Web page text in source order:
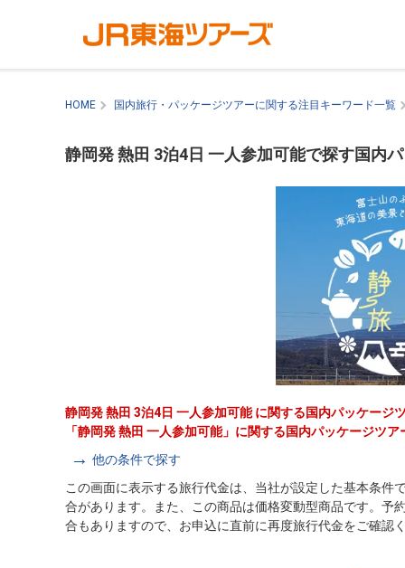
HOME 国内旅行・パッケージツアーに関する注目キーワード一覧
静岡発 熱田 3泊4日 一人参加可能で探す国内
静岡発 熱田 3泊4日 一人参加可能 に関する国内パッケージ
「静岡発 熱田 一人参加可能」に関する国内パッケージツ
他の条件で探す
この画面に表示する旅行代金は、当社が設定した基本条
合があります。また、この商品は価格変動型商品です。予
合もありますので、お申込に直前に再度旅行代金をご確認